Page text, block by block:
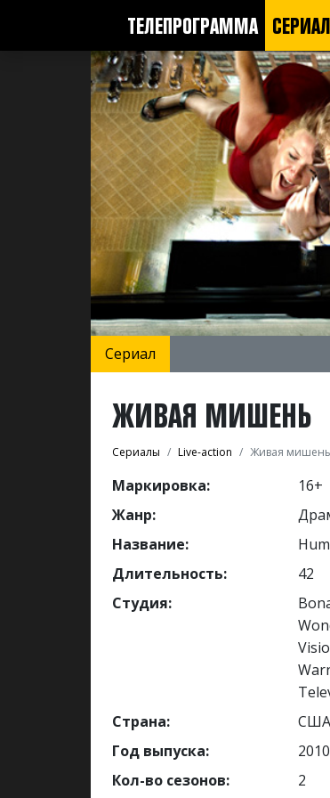
ТЕЛЕПРОГРАММА
Сериал
ЖИВАЯ МИШЕНЬ
Сериалы Live-action Живая мишень
Маркировка:
16+
Жанр:
Название:
Длительность:
42
Студия:
Страна:
США
Год выпуска:
2010
Кол-во сезонов:
2